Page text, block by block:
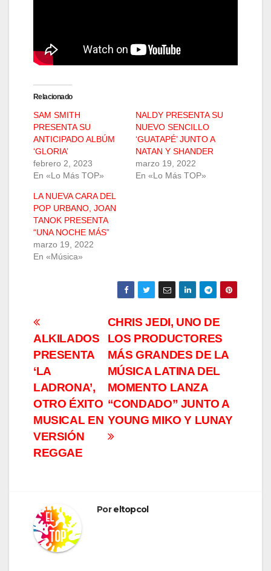
Relacionado
SAM SMITH
PRESENTA SU
ANTICIPADO ALBÚM
‘GLORIA’
febrero 2, 2023
En «Lo Más TOP»
NALDY PRESENTA SU
NUEVO SENCILLO
‘GUATAPÉ’ JUNTO A
NATAN Y SHANDER
marzo 19, 2022
En «Lo Más TOP»
LA NUEVA CARA DEL
POP URBANO, JOAN
TANOK PRESENTA
“UNA NOCHE MÁS”
marzo 19, 2022
En «Música»
Navegación
de
entradas
CHRIS JEDI, UNO DE
LOS PRODUCTORES
MÁS GRANDES DE LA
MÚSICA LATINA DEL
MOMENTO LANZA
“CONDADO” JUNTO A
YOUNG MIKO Y LUNAY
ALKILADOS
PRESENTA
‘LA
LADRONA’,
OTRO ÉXITO
MUSICAL EN
VERSIÓN
REGGAE
Poreltopcol